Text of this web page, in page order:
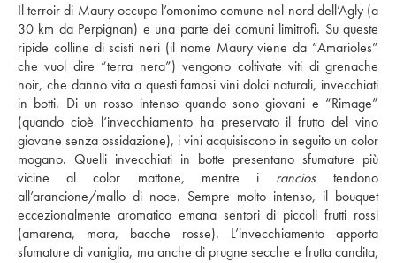
Il terroir di Maury occupa l’omonimo comune nel nord dell’Agly (a
30 km da Perpignan) e una parte dei comuni limitrofi. Su queste
ripide colline di scisti neri (il nome Maury viene da “Amarioles”
che vuol dire “terra nera”) vengono coltivate viti di grenache
noir, che danno vita a questi famosi vini dolci naturali, invecchiati
in botti. Di un rosso intenso quando sono giovani e “Rimage”
(quando cioè l’invecchiamento ha preservato il frutto del vino
giovane senza ossidazione), i vini acquisiscono in seguito un color
mogano. Quelli invecchiati in botte presentano sfumature più
vicine al color mattone, mentre i rancios tendono
all’arancione/mallo di noce. Sempre molto intenso, il bouquet
eccezionalmente aromatico emana sentori di piccoli frutti rossi
(amarena, mora, bacche rosse). L’invecchiamento apporta
sfumature di vaniglia, ma anche di prugne secche e frutta candita,